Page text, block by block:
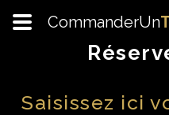
CommanderUn
Saisissez ici